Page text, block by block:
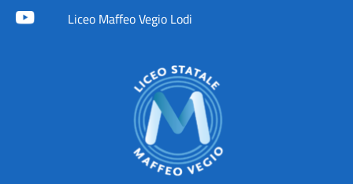
Liceo Maffeo Vegio Lodi